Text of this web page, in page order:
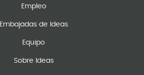
Empleo
Embajadas de Ideas
Equipo
Sobre Ideas